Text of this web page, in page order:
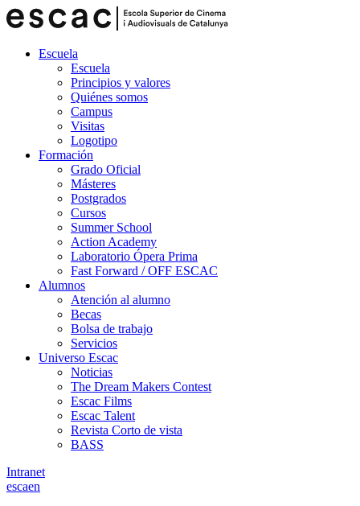
Escuela
Escuela
Principios y valores
Quiénes somos
Campus
Visitas
Logotipo
Formación
Grado Oficial
Másteres
Postgrados
Cursos
Summer School
Action Academy
Laboratorio Ópera Prima
Fast Forward / OFF ESCAC
Alumnos
Atención al alumno
Becas
Bolsa de trabajo
Servicios
Universo Escac
Noticias
The Dream Makers Contest
Escac Films
Escac Talent
Revista Corto de vista
BASS
Intranet
escaen